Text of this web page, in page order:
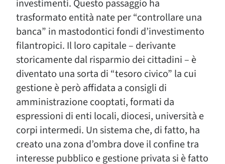
investimenti. Questo passaggio ha
trasformato entità nate per “controllare una
banca” in mastodontici fondi d’investimento
filantropici. Il loro capitale – derivante
storicamente dal risparmio dei cittadini – è
diventato una sorta di “tesoro civico” la cui
gestione è però affidata a consigli di
amministrazione cooptati, formati da
espressioni di enti locali, diocesi, università e
corpi intermedi. Un sistema che, di fatto, ha
creato una zona d’ombra dove il confine tra
interesse pubblico e gestione privata si è fatto